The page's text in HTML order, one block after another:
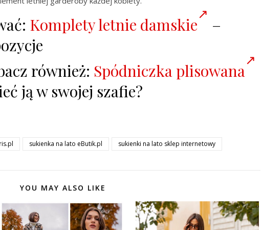
Komplety letnie damskie
–
również: Spódniczka plisowana
ją w swojej szafie?
sukienka na lato eButik.pl sukienki na lato sklep internetowy
YOU MAY ALSO LIKE